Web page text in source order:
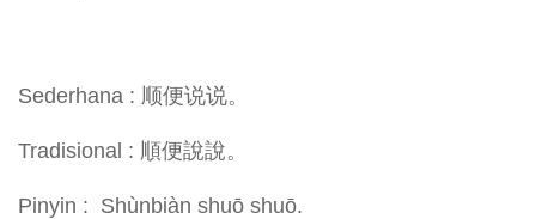
Sederhana : 顺便说说。
Tradisional : 順便說說。
Pinyin : Shùnbiàn shuō shuō.